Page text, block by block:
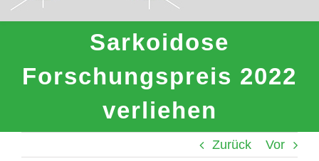
Home
Sarkoidose
Forschungspreis 2022
verliehen
Zurück Vor